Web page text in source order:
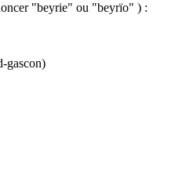
"beyrie" ou "beyrïo" ) :
gascon)